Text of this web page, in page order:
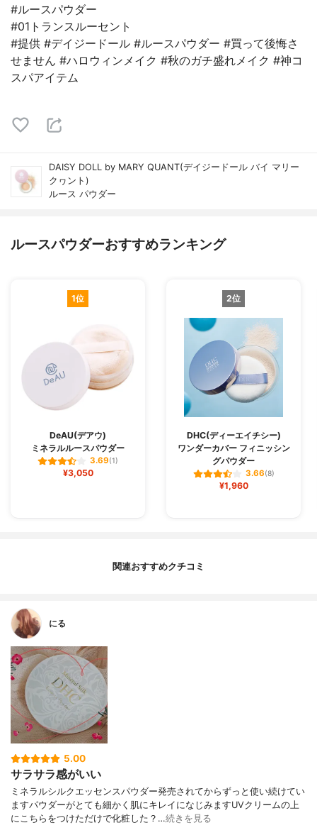
#ルースパウダー
#01トランスルーセント
#提供 #デイジードール #ルースパウダー #買って後悔さ
せません #ハロウィンメイク #秋のガチ盛れメイク #神コ
スパアイテム
DAISY DOLL by MARY QUANT(デイジードール バイ マリー
クヮント)
ルース パウダー
ルースパウダーおすすめランキング
1位
DeAU(デアウ)
ミネラルルースパウダー
3.69(1)
¥3,050
2位
DHC(ディーエイチシー)
ワンダーカバー フィニッシン
グパウダー
3.66(8)
¥1,960
関連おすすめクチコミ
にる
5.00
サラサラ感がいい
ミネラルシルクエッセンスパウダー発売されてからずっと使い続けてい
ますパウダーがとても細かく肌にキレイになじみますUVクリームの上
にこちらをつけただけで化粧した？…続きを見る